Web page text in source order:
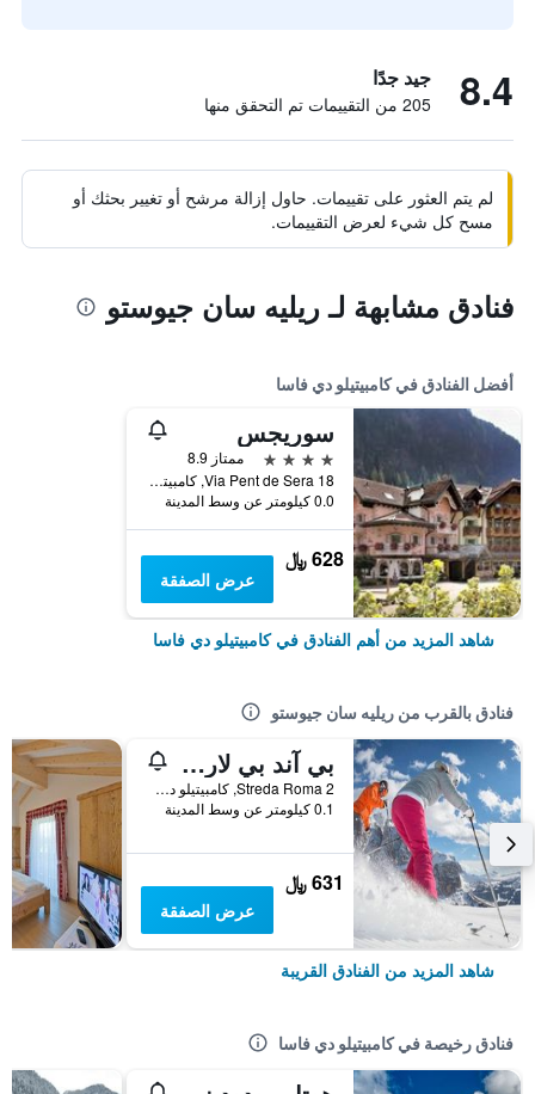
8.4 جيد جدًا
205 من التقييمات تم التحقق منها
لم يتم العثور على تقييمات. حاول إزالة مرشح أو تغيير بحثك أو
مسح كل شيء لعرض التقييمات.
فنادق مشابهة لـ ريليه سان جيوستو
أفضل الفنادق في كامبيتيلو دي فاسا
سوريجس
4 نجوم
ممتاز 8.9
Via Pent de Sera 18, كامبيتيلو دي فاسا, مقاطعة ترينتو, إيطاليا
0.0 كيلومتر عن وسط المدينة
628 ﷼
عرض الصفقة
شاهد المزيد من أهم الفنادق في كامبيتيلو دي فاسا
فنادق بالقرب من ريليه سان جيوستو
بي آند بي لارني فيلا كامبيتيلو
Streda Roma 2, كامبيتيلو دي فاسا, مقاطعة ترينتو, إيطاليا
0.1 كيلومتر عن وسط المدينة
631 ﷼
عرض الصفقة
شاهد المزيد من الفنادق القريبة
فنادق رخيصة في كامبيتيلو دي فاسا